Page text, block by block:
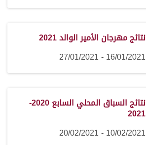
نتائج مهرجان الأمير الوالد 2021
16/01/2021 - 27/01/2021
نتائج السباق المحلي السابع 2020-
2021
10/02/2021 - 20/02/2021